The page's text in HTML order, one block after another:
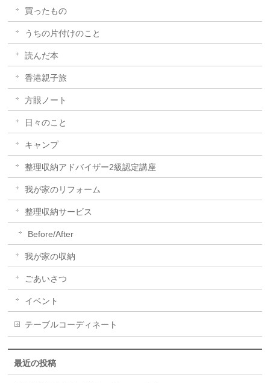
買ったもの
うちの片付けのこと
読んだ本
香港親子旅
方眼ノート
日々のこと
キャンプ
整理収納アドバイザー2級認定講座
我が家のリフォーム
整理収納サービス
Before/After
我が家の収納
ごあいさつ
イベント
テーブルコーディネート
最近の投稿